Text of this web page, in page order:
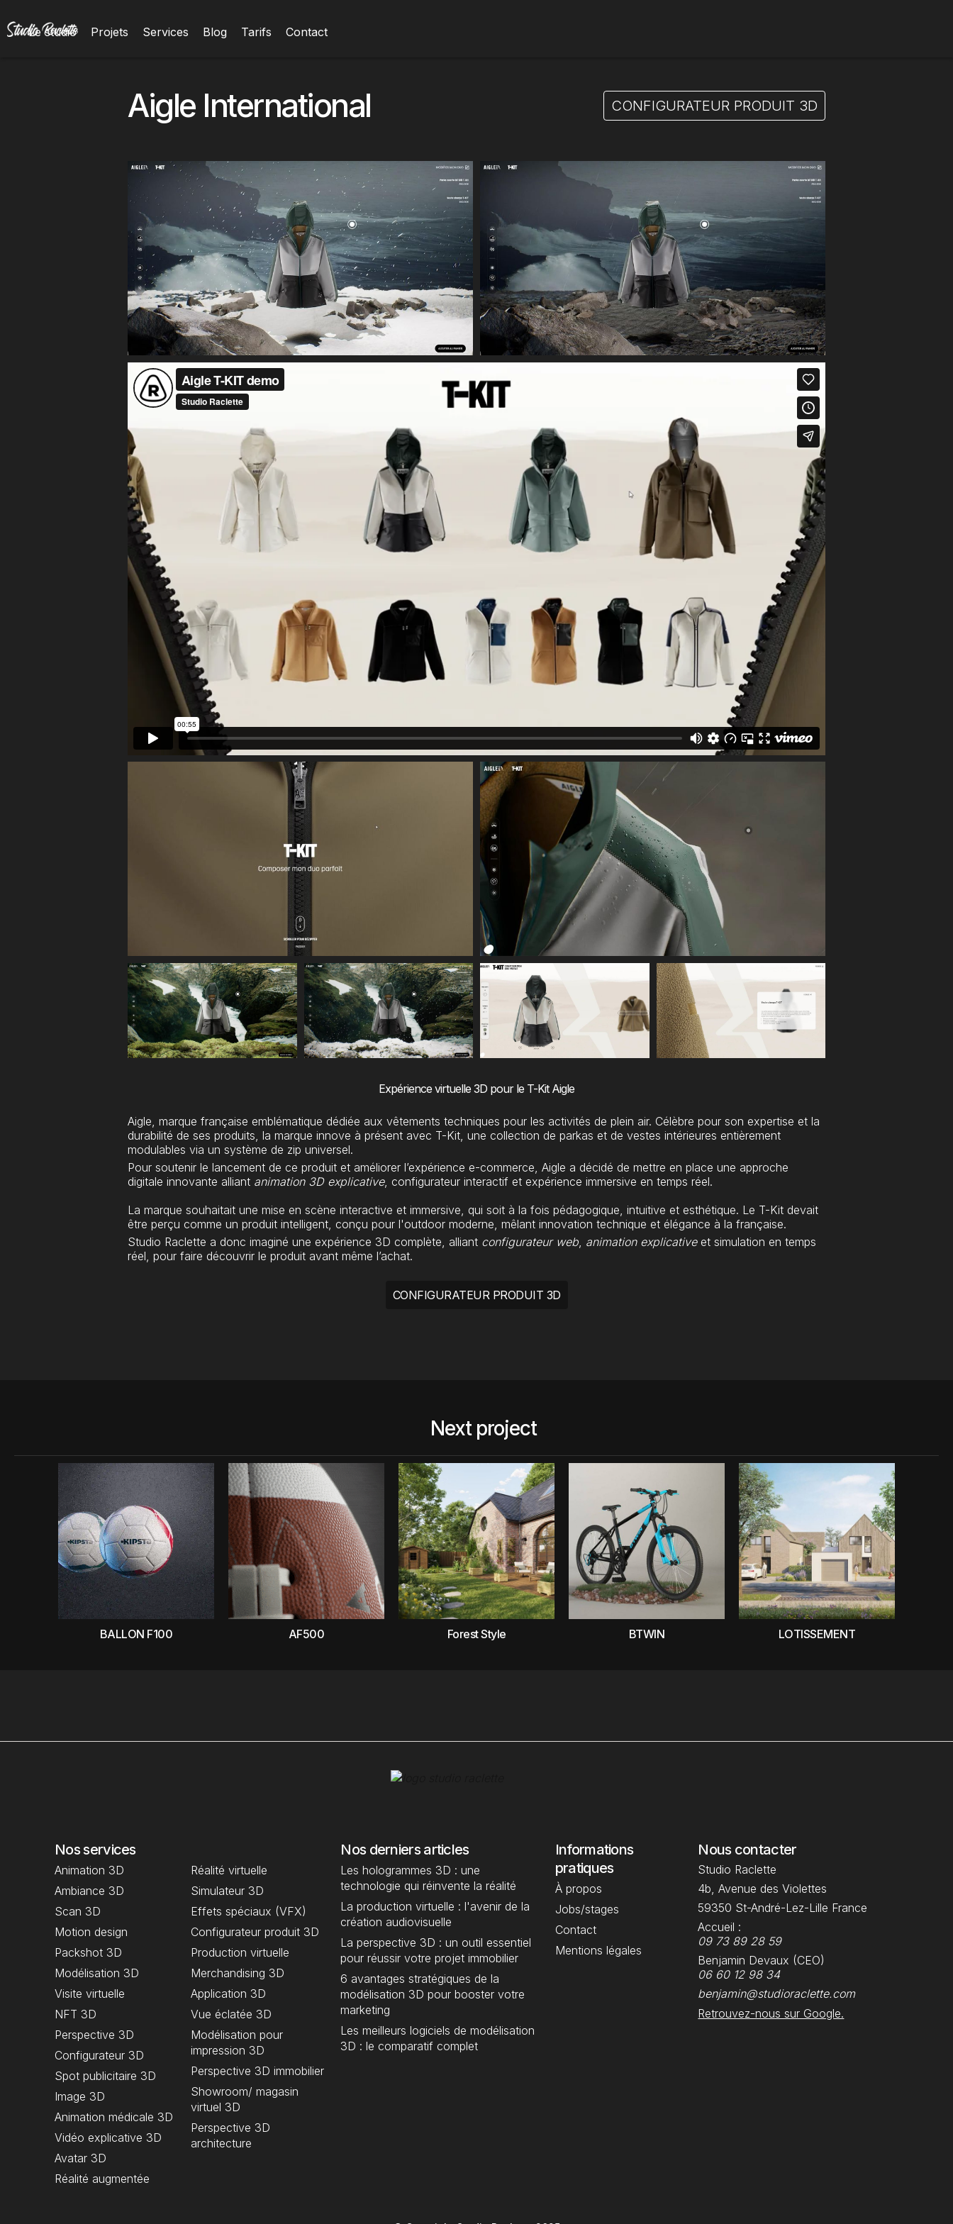
Le studio Projets Services Blog Tarifs Contact
Aigle International CONFIGURATEUR PRODUIT 3D
Expérience virtuelle 3D pour le T-Kit Aigle
Aigle, marque française emblématique dédiée aux vêtements techniques pour les activités de plein air. Célèbre pour son expertise et la
durabilité de ses produits, la marque innove à présent avec T-Kit, une collection de parkas et de vestes intérieures entièrement
modulables via un système de zip universel.
Pour soutenir le lancement de ce produit et améliorer l’expérience e-commerce, Aigle a décidé de mettre en place une approche
digitale innovante alliant animation 3D explicative, configurateur interactif et expérience immersive en temps réel.
La marque souhaitait une mise en scène interactive et immersive, qui soit à la fois pédagogique, intuitive et esthétique. Le T-Kit devait
être perçu comme un produit intelligent, conçu pour l'outdoor moderne, mêlant innovation technique et élégance à la française.
Studio Raclette a donc imaginé une expérience 3D complète, alliant configurateur web, animation explicativeet simulation en temps
réel, pour faire découvrir le produit avant même l’achat.
CONFIGURATEUR PRODUIT 3D
Next project
BALLON F100 AF500 Forest Style BTWIN LOTISSEMENT
Nos services
Animation 3D
Ambiance 3D
Scan 3D
Motion design
Packshot 3D
Modélisation 3D
Visite virtuelle
NFT 3D
Perspective 3D
Configurateur 3D
Spot publicitaire 3D
Image 3D
Animation médicale 3D
Vidéo explicative 3D
Avatar 3D
Réalité augmentée
Réalité virtuelle
Simulateur 3D
Effets spéciaux (VFX)
Configurateur produit 3D
Production virtuelle
Merchandising 3D
Application 3D
Vue éclatée 3D
Modélisation pour
impression 3D
Perspective 3D immobilier
Showroom/ magasin
virtuel 3D
Perspective 3D
architecture
Nos derniers articles
Les hologrammes 3D : une
technologie qui réinvente la réalité
La production virtuelle : l'avenir de la
création audiovisuelle
La perspective 3D : un outil essentiel
pour réussir votre projet immobilier
6 avantages stratégiques de la
modélisation 3D pour booster votre
marketing
Les meilleurs logiciels de modélisation
3D : le comparatif complet
Informations
pratiques
À propos
Jobs/stages
Contact
Mentions légales
Nous contacter
Studio Raclette
4b, Avenue des Violettes
59350 St-André-Lez-Lille France
Accueil :
09 73 89 28 59
Benjamin Devaux (CEO)
06 60 12 98 34
benjamin@studioraclette.com
Retrouvez-nous sur Google.